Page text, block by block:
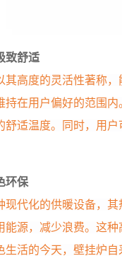
致舒适
其高度的灵活性著称
持在用户偏好的范围
舒适温度。同时，用
环保
现代化的供暖设备，
能源，减少浪费。这
生活的今天，壁挂炉自